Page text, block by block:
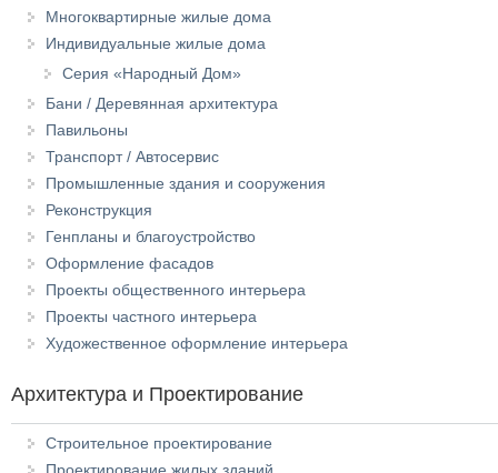
Многоквартирные жилые дома
Индивидуальные жилые дома
Серия «Народный Дом»
Бани / Деревянная архитектура
Павильоны
Транспорт / Автосервис
Промышленные здания и сооружения
Реконструкция
Генпланы и благоустройство
Оформление фасадов
Проекты общественного интерьера
Проекты частного интерьера
Художественное оформление интерьера
Архитектура и Проектирование
Строительное проектирование